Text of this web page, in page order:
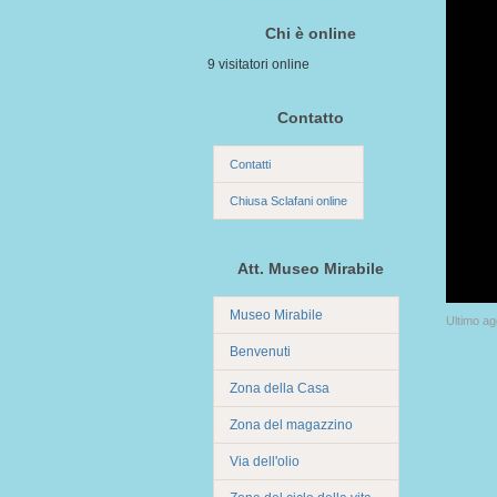
Chi è online
9 visitatori online
Contatto
Contatti
Chiusa Sclafani online
Att. Museo Mirabile
Museo Mirabile
Benvenuti
Zona della Casa
Zona del magazzino
Via dell'olio
Ultimo